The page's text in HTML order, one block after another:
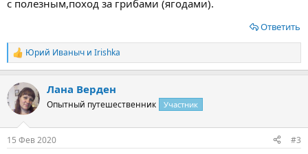
с полезным,поход за грибами (ягодами).
Ответить
Р
е
к
ц
и
Юрий Иваныч и Irishka
Лана Верден
Опытный путешественник Участник
15 Фев 2020 #3